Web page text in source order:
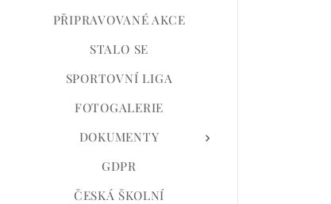
PŘIPRAVOVANÉ AKCE
STALO SE
SPORTOVNÍ LIGA
FOTOGALERIE
DOKUMENTY
GDPR
ČESKÁ ŠKOLNÍ